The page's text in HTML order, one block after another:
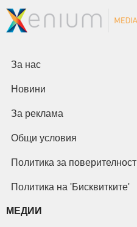
За нас
Новини
За реклама
Общи условия
Политика за поверителност
Политика на 'Бисквитките'
МЕДИИ